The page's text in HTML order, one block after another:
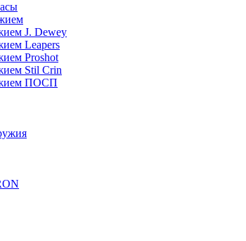
J. Dewey
Leapers
Proshot
Stil Crin
ПОСП